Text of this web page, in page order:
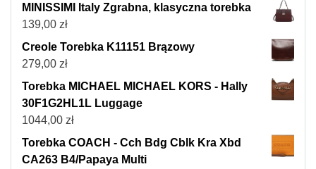
MINISSIMI Italy Zgrabna, klasyczna torebka
139,00 zł
Creole Torebka K11151 Brązowy
279,00 zł
Torebka MICHAEL MICHAEL KORS - Hally
30F1G2HL1L Luggage
1044,00 zł
Torebka COACH - Cch Bdg Cblk Kra Xbd
CA263 B4/Papaya Multi